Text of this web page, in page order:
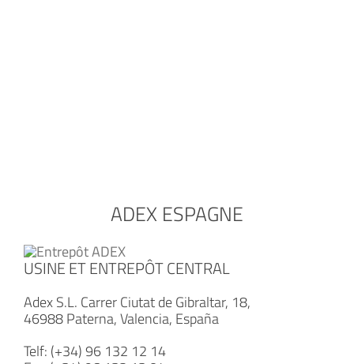
ADEX ESPAGNE
USINE ET ENTREPÔT CENTRAL
Adex S.L. Carrer Ciutat de Gibraltar, 18,
46988 Paterna, Valencia, España
Telf: (+34) 96 132 12 14